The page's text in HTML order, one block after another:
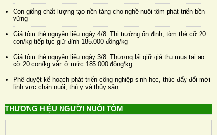
Con giống chất lượng tạo nền tảng cho nghề nuôi tôm phát triển bền
vững
Giá tôm thẻ nguyên liệu ngày 4/8: Thị trường ổn định, tôm thẻ cỡ 20
con/kg tiếp tục giữ đỉnh 185.000 đồng/kg
Giá tôm thẻ nguyên liệu ngày 3/8: Thương lái giữ giá thu mua tại ao
cỡ 20 con/kg vẫn ở mức 185.000 đồng/kg
Phê duyệt kế hoạch phát triển công nghiệp sinh học, thúc đẩy đổi mới
lĩnh vực chăn nuôi, thú y và thủy sản
THƯƠNG HIỆU NGƯỜI NUÔI TÔM